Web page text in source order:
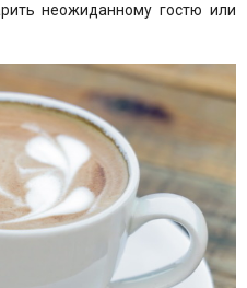
неожиданному гостю или